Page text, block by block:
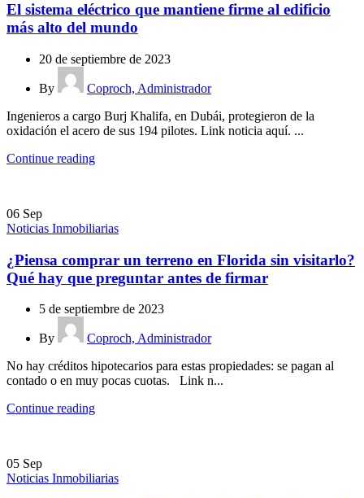
El sistema eléctrico que mantiene firme al edificio
más alto del mundo
20 de septiembre de 2023
By
Coproch, Administrador
Ingenieros a cargo Burj Khalifa, en Dubái, protegieron de la
oxidación el acero de sus 194 pilotes. Link noticia aquí. ...
Continue reading
06 Sep
Noticias Inmobiliarias
¿Piensa comprar un terreno en Florida sin visitarlo?
Qué hay que preguntar antes de firmar
5 de septiembre de 2023
By
Coproch, Administrador
No hay créditos hipotecarios para estas propiedades: se pagan al
contado o en muy pocas cuotas. Link n...
Continue reading
05 Sep
Noticias Inmobiliarias